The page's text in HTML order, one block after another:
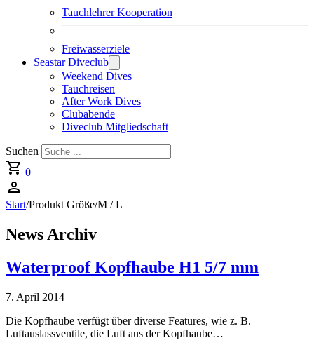
Tauchlehrer Kooperation
Freiwasserziele
Seastar Diveclub
Weekend Dives
Tauchreisen
After Work Dives
Clubabende
Diveclub Mitgliedschaft
Suchen
0
Start/Produkt Größe/M / L
News Archiv
Waterproof Kopfhaube H1 5/7 mm
7. April 2014
Die Kopfhaube verfügt über diverse Features, wie z. B.
Luftauslassventile, die Luft aus der Kopfhaube…